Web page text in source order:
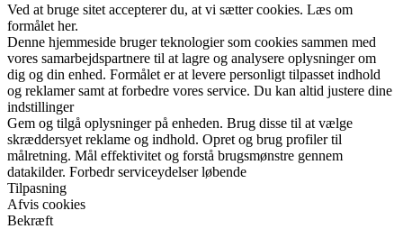
Ved at bruge sitet accepterer du, at vi sætter cookies. Læs om
formålet her.
Denne hjemmeside bruger teknologier som cookies sammen med
vores samarbejdspartnere til at lagre og analysere oplysninger om
dig og din enhed. Formålet er at levere personligt tilpasset indhold
og reklamer samt at forbedre vores service. Du kan altid justere dine
indstillinger
Gem og tilgå oplysninger på enheden. Brug disse til at vælge
skræddersyet reklame og indhold. Opret og brug profiler til
målretning. Mål effektivitet og forstå brugsmønstre gennem
datakilder. Forbedr serviceydelser løbende
Tilpasning
Afvis cookies
Bekræft